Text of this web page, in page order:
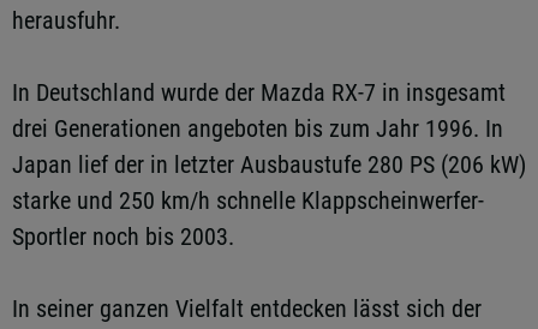
herausfuhr.
In Deutschland wurde der Mazda RX-7 in insgesamt
drei Generationen angeboten bis zum Jahr 1996. In
Japan lief der in letzter Ausbaustufe 280 PS (206 kW)
starke und 250 km/h schnelle Klappscheinwerfer-
Sportler noch bis 2003.
In seiner ganzen Vielfalt entdecken lässt sich der